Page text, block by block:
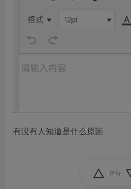
有没有人知道是什么原因
评分